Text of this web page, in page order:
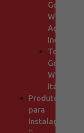
Gourmet
Wog
Aço
Inox
Torneiras
Gourmet
Wog
Itália
Produtos
para
Instalações